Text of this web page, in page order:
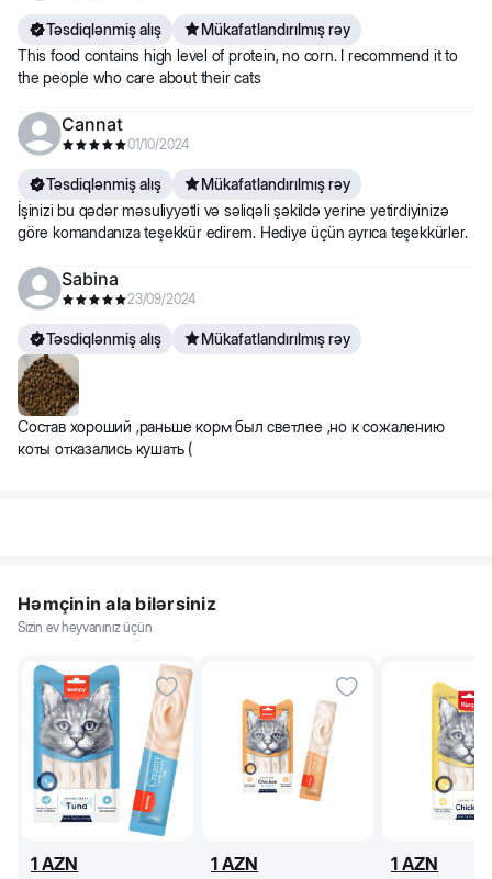
Təsdiqlənmiş alış
Mükafatlandırılmış rəy
This food contains high level of protein, no corn. I recommend it to
the people who care about their cats
Cannat
01/10/2024
Təsdiqlənmiş alış
Mükafatlandırılmış rəy
İşinizi bu qədər məsuliyyətli və səliqəli şəkildə yerine yetirdiyinizə
göre komandanıza teşekkür edirem. Hediye üçün ayrıca teşekkürler.
Sabina
23/09/2024
Təsdiqlənmiş alış Mükafatlandırılmış rəy
Состав хороший ,раньше корм был светлее ,но к сожалению
коты отказались кушать (
Həmçinin ala bilərsiniz
Sizin ev heyvanınız üçün
1 AZN 1 AZN 1 AZN